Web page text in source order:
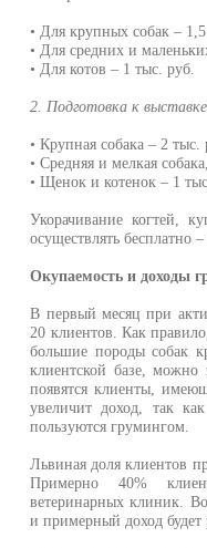
• Для крупных собак – 1,5
• Для средних и
• Для котов – 1 тыс. руб.
2. Подготовка к
• Крупная собака – 2 тыс.
• Средняя и мелкая
• Щенок и котенок – 1
Укорачивание когтей,
осуществлять бесплатно
Окупаемость и доходы
В первый месяц при
20 клиентов. Как
большие породы собак
клиентской базе, можно
появятся клиенты,
увеличит доход, так
пользуются грумингом.
Львиная доля клиентов
Примерно 40%
ветеринарных клиник.
и примерный доход будет